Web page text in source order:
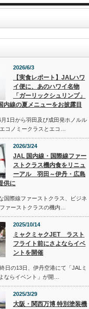
2026/6/3
【実食レポート】JALハワ
イ便に、あのハワイ名物
「ガーリックシュリンプ」
内線の夏メニューをお披露目
1日から羽田及び成田発ホノルル
コノミークラスとエコ…
2026/3/24
JAL 国内線・国際線ファー
ストクラス機内食をリニュ
ーアル 羽田～伊丹・広島
供に
国際線ファーストクラス、ビジネ
ァーストクラスの機内…
2025/10/14
ミャクミャクJET ラスト
フライト前にさよならイベ
ントを開催
日の13日、伊丹空港にて「JALミ
ならイベント」が開…
2025/3/29
大阪・関西万博 特別塗装機